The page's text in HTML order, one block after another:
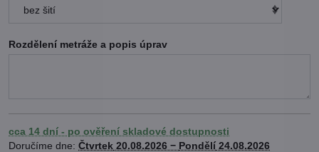
Rozdělení metráže a popis úprav
cca 14 dní - po ověření skladové dostupnosti
Doručíme dne: Čtvrtek 20.08.2026 − Pondělí 24.08.2026